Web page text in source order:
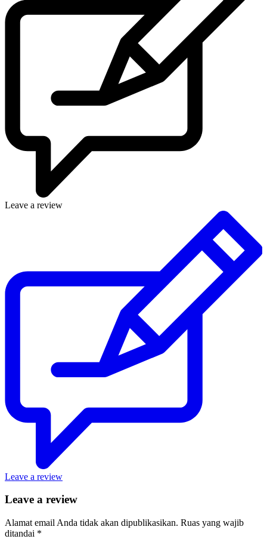
Leave a review
Leave a review
Leave a review
Alamat email Anda tidak akan dipublikasikan. Ruas yang wajib
ditandai *